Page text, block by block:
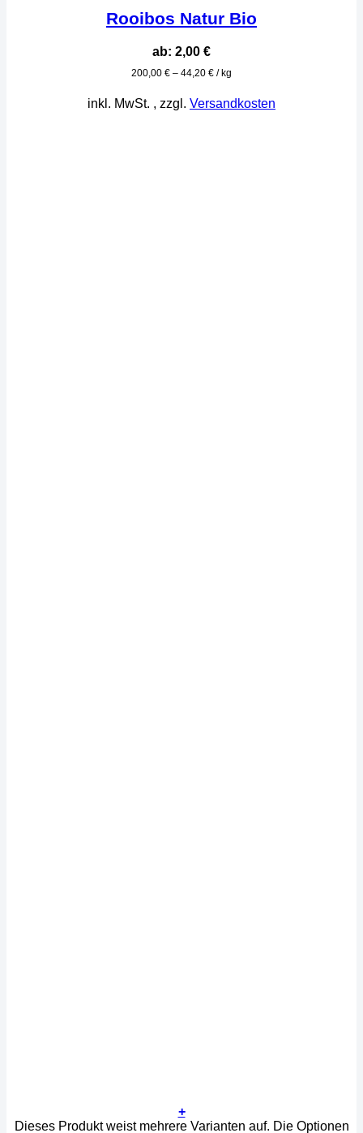
Rooibos Natur Bio
ab: 2,00 €
200,00 € – 44,20 € / kg
inkl. MwSt. , zzgl. Versandkosten
+
Dieses Produkt weist mehrere Varianten auf. Die Optionen